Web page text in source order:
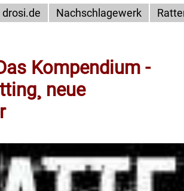
drosi.de Nachschlagewerk
Kompendium -
neue